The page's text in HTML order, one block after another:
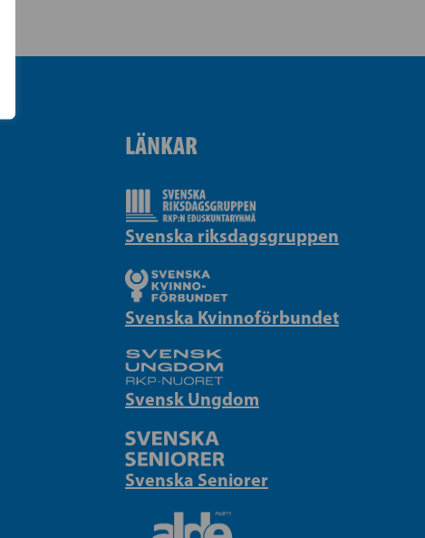
LÄNKAR
Svenska riksdagsgruppen
Svenska Kvinnoförbundet
Svensk Ungdom
Svenska Seniorer